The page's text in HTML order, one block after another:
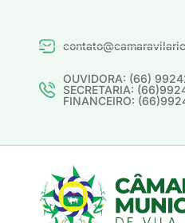
OUVIDORA: (66)
SECRETARIA:
FINANCEIRO: